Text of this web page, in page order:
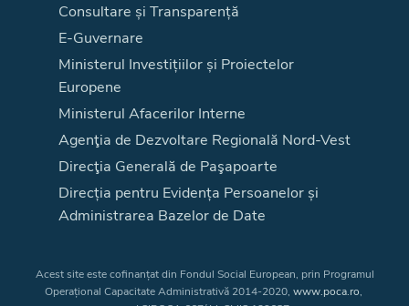
Consultare și Transparență
E-Guvernare
Ministerul Investițiilor și Proiectelor
Europene
Ministerul Afacerilor Interne
Agenţia de Dezvoltare Regională Nord-Vest
Direcţia Generală de Paşapoarte
Direcția pentru Evidența Persoanelor și
Administrarea Bazelor de Date
Acest site este cofinanțat din Fondul Social European, prin Programul
Operațional Capacitate Administrativă 2014-2020, www.poca.ro,